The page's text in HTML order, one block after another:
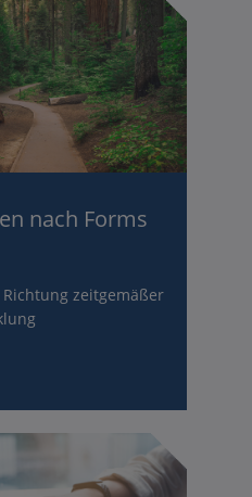
nach Forms
zeitgemäßer